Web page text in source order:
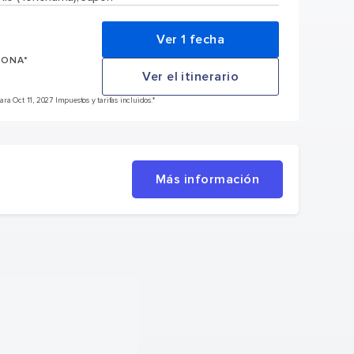
Ver 1 fecha
Ver el itinerario
Oct 11, 2027 Impuestos y tarifas incluidos.*
Más información